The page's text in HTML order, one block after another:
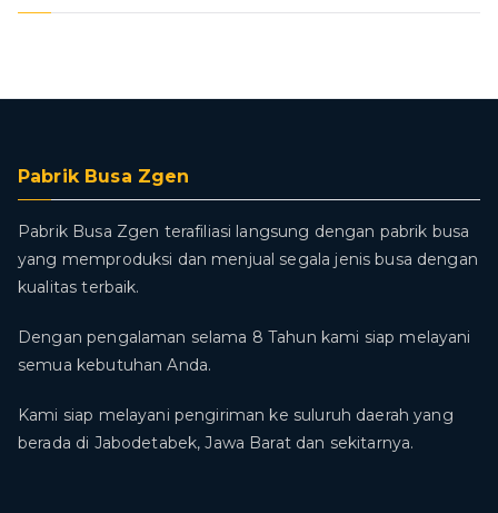
Pabrik Busa Zgen
Pabrik Busa Zgen terafiliasi langsung dengan pabrik busa
yang memproduksi dan menjual segala jenis busa dengan
kualitas terbaik.
Dengan pengalaman selama 8 Tahun kami siap melayani
semua kebutuhan Anda.
Kami siap melayani pengiriman ke suluruh daerah yang
berada di Jabodetabek, Jawa Barat dan sekitarnya.